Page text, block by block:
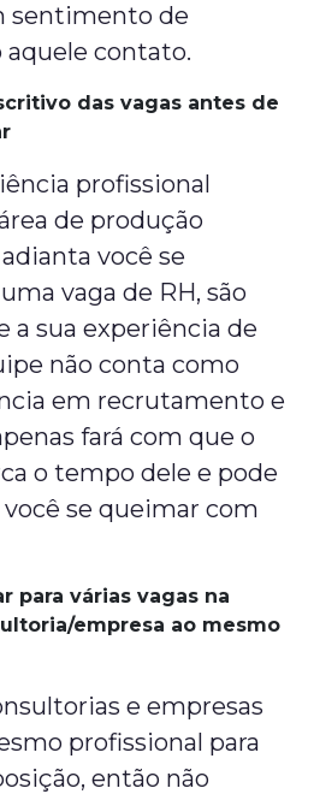
sentimento de
aquele contato.
das vagas antes de
profissional
de produção
você se
vaga de RH, são
a sua experiência de
não conta como
em recrutamento e
fará com que o
o tempo dele e pode
se queimar com
para várias vagas na
empresa ao mesmo
e empresas
profissional para
então não